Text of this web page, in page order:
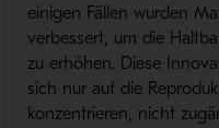
einigen Fällen wurden
verbessert, um die
zu erhöhen. Diese
sich nur auf die
konzentrieren, nicht